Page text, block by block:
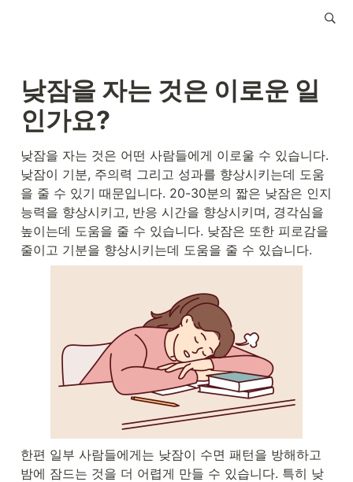
낮잠을 자는 것은 이로운 일
인가요?
낮잠을 자는 것은 어떤 사람들에게 이로울 수 있습니다.
낮잠이 기분, 주의력 그리고 성과를 향상시키는데 도움
을 줄 수 있기 때문입니다. 20-30분의 짧은 낮잠은 인지
능력을 향상시키고, 반응 시간을 향상시키며, 경각심을
높이는데 도움을 줄 수 있습니다. 낮잠은 또한 피로감을
줄이고 기분을 향상시키는데 도움을 줄 수 있습니다.
한편 일부 사람들에게는 낮잠이 수면 패턴을 방해하고
밤에 잠드는 것을 더 어렵게 만들 수 있습니다. 특히 낮